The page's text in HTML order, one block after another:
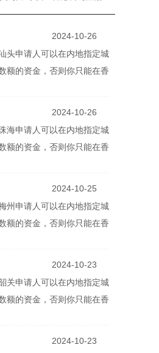
2024-10-26
头申请人可以在内地指定城
额的资金，否则你只能在香
2024-10-26
海申请人可以在内地指定城
额的资金，否则你只能在香
2024-10-25
州申请人可以在内地指定城
额的资金，否则你只能在香
2024-10-23
关申请人可以在内地指定城
额的资金，否则你只能在香
2024-10-23